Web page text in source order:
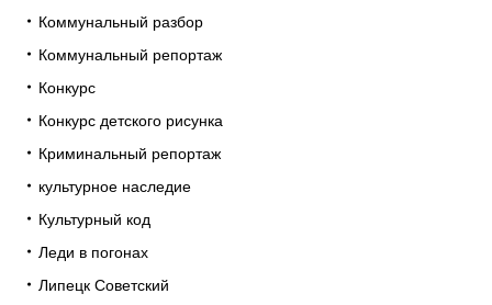
Коммунальный разбор
Коммунальный репортаж
Конкурс
Конкурс детского рисунка
Криминальный репортаж
культурное наследие
Культурный код
Леди в погонах
Липецк Советский